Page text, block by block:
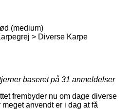
(medium)
> Diverse Karpe
baseret på 31 anmeldelser
frembyder nu om dage diverse
anvendt er i dag at få